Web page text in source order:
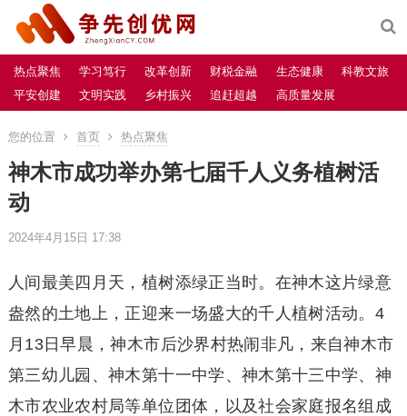
热点聚焦 学习笃行 改革创新 财税金融 生态健康
科教文旅
平安创建
文明实践 乡村振兴 追赶超越 高质量发展
您的位置 首页 热点聚焦
神木市成功举办第七届千人义务植树活
动
2024年4月15日 17:38
人间最美四月天，植树添绿正当时。在神木这片绿意
盎然的土地上，正迎来一场盛大的千人植树活动。4
月13日早晨，神木市后沙界村热闹非凡，来自神木市
第三幼儿园、神木第十一中学、神木第十三中学、神
木市农业农村局等单位团体，以及社会家庭报名组成